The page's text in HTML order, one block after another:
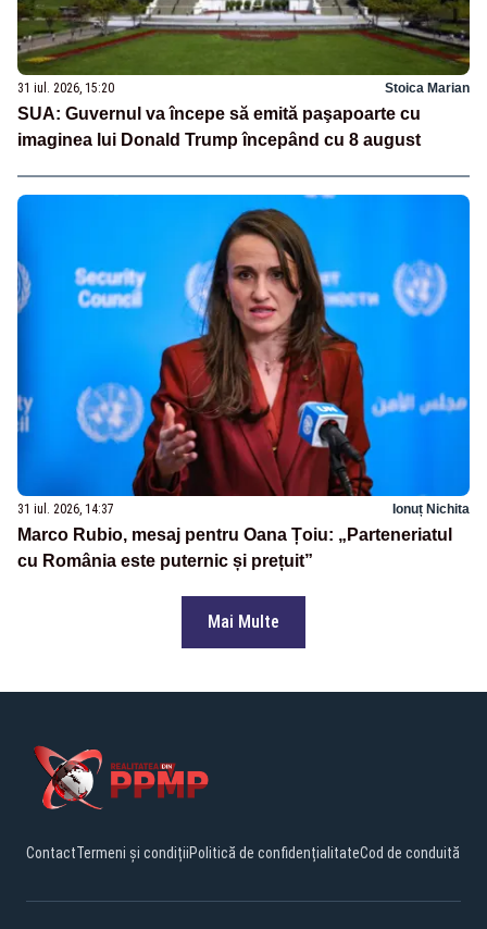
31 iul. 2026, 15:20 Stoica Marian
SUA: Guvernul va începe să emită paşapoarte cu
imaginea lui Donald Trump începând cu 8 august
31 iul. 2026, 14:37 Ionuț Nichita
Marco Rubio, mesaj pentru Oana Țoiu: „Parteneriatul
cu România este puternic și prețuit”
Mai Multe
ContactTermeni și condițiiPolitică de confidențialitateCod de conduită